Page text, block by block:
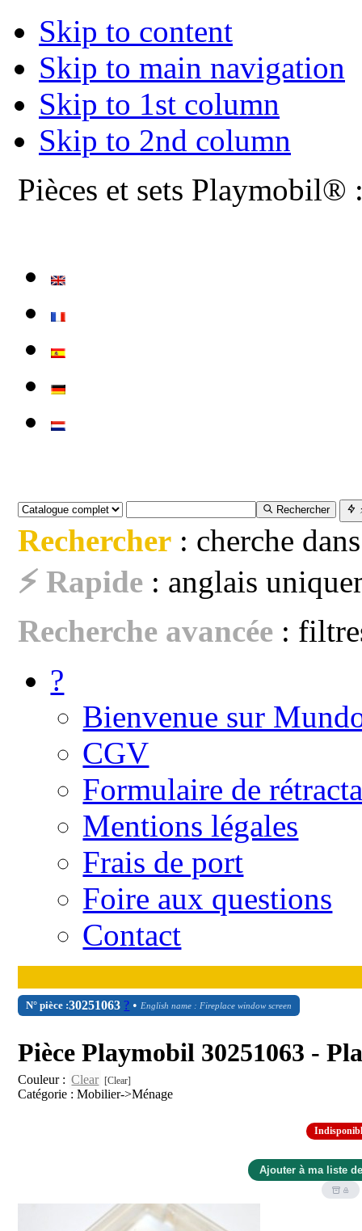
Skip to content
Skip to main navigation
Skip to 1st column
Skip to 2nd column
Pièces et sets Playmobil®
Rechercher
Rechercher : cherche
⚡ Rapide : anglais
Recherche avancée :
?
Bienvenue sur
CGV
Formulaire de
Mentions légales
Frais de port
Foire aux questions
Contact
N° pièce :30251063 ? •English name : Fireplace window screen
Pièce Playmobil 30251063 -
Couleur : Clear [Clear]
Catégorie : Mobilier->Ménage